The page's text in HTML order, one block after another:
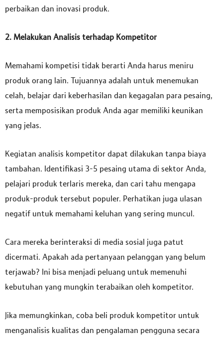
perbaikan dan inovasi produk.
2. Melakukan Analisis terhadap Kompetitor
Memahami kompetisi tidak berarti Anda harus meniru
produk orang lain. Tujuannya adalah untuk menemukan
celah, belajar dari keberhasilan dan kegagalan para pesaing,
serta memposisikan produk Anda agar memiliki keunikan
yang jelas.
Kegiatan analisis kompetitor dapat dilakukan tanpa biaya
tambahan. Identifikasi 3-5 pesaing utama di sektor Anda,
pelajari produk terlaris mereka, dan cari tahu mengapa
produk-produk tersebut populer. Perhatikan juga ulasan
negatif untuk memahami keluhan yang sering muncul.
Cara mereka berinteraksi di media sosial juga patut
dicermati. Apakah ada pertanyaan pelanggan yang belum
terjawab? Ini bisa menjadi peluang untuk memenuhi
kebutuhan yang mungkin terabaikan oleh kompetitor.
Jika memungkinkan, coba beli produk kompetitor untuk
menganalisis kualitas dan pengalaman pengguna secara